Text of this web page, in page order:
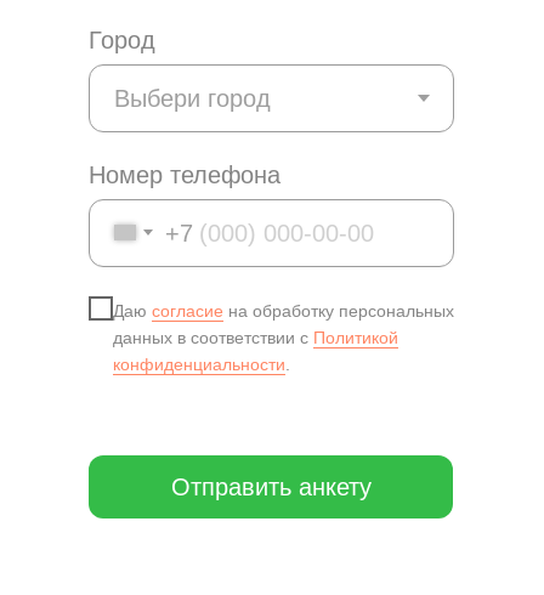
Город
Номер телефона
+7
Даю согласие на обработку персональных
данных в соответствии с Политикой
конфиденциальности.
Отправить анкету